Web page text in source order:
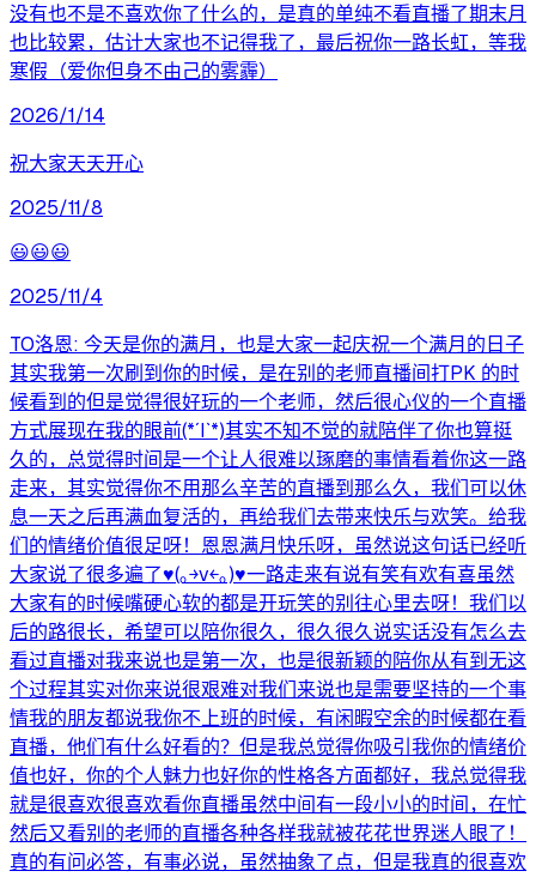
没有也不是不喜欢你了什么的，是真的单纯不看直播了期末月
也比较累，估计大家也不记得我了，最后祝你一路长虹，等我
寒假（爱你但身不由己的雾霾）
2026/1/14
祝大家天天开心
2025/11/8
😃😃😃
2025/11/4
TO洛恩: 今天是你的满月，也是大家一起庆祝一个满月的日子
其实我第一次刷到你的时候，是在别的老师直播间打PK 的时
候看到的但是觉得很好玩的一个老师，然后很心仪的一个直播
方式展现在我的眼前(*´I`*)其实不知不觉的就陪伴了你也算挺
久的，总觉得时间是一个让人很难以琢磨的事情看着你这一路
走来，其实觉得你不用那么辛苦的直播到那么久，我们可以休
息一天之后再满血复活的，再给我们去带来快乐与欢笑。给我
们的情绪价值很足呀！恩恩满月快乐呀，虽然说这句话已经听
大家说了很多遍了♥(｡￫v￩｡)♥一路走来有说有笑有欢有喜虽然
大家有的时候嘴硬心软的都是开玩笑的别往心里去呀！我们以
后的路很长，希望可以陪你很久，很久很久说实话没有怎么去
看过直播对我来说也是第一次，也是很新颖的陪你从有到无这
个过程其实对你来说很艰难对我们来说也是需要坚持的一个事
情我的朋友都说我你不上班的时候，有闲暇空余的时候都在看
直播，他们有什么好看的？但是我总觉得你吸引我你的情绪价
值也好，你的个人魅力也好你的性格各方面都好，我总觉得我
就是很喜欢很喜欢看你直播虽然中间有一段小小的时间，在忙
然后又看别的老师的直播各种各样我就被花花世界迷人眼了！
真的有问必答，有事必说，虽然抽象了点，但是我真的很喜欢